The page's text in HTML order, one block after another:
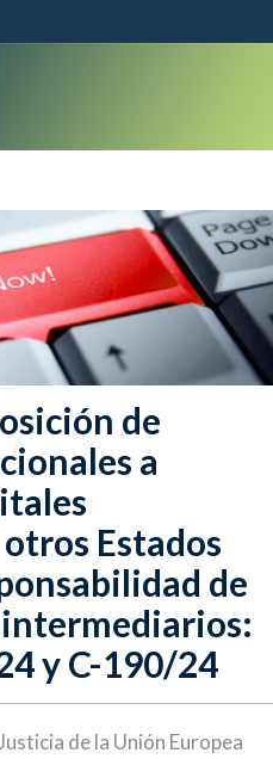
de
a
Estados
de
y C-190/24
de la Unión Europea